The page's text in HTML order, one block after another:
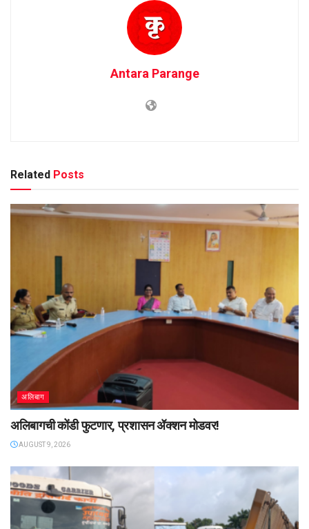
Antara Parange
Related Posts
अलिबाग
अलिबागची कोंडी फुटणार, प्रशासन ॲक्शन मोडवर!
AUGUST 9, 2026